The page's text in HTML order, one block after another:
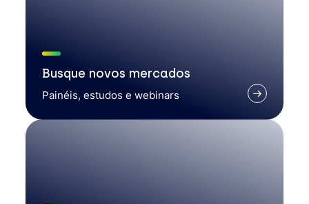
Busque novos mercados
Painéis, estudos e webinars